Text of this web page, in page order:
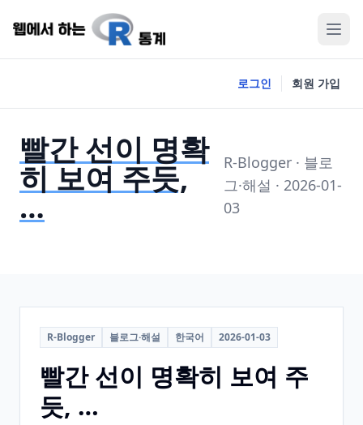
로그인 회원 가입
빨간 선이 명확
히 보여 주듯,
…
R-Blogger · 블로
그·해설 · 2026-01-
03
R-Blogger 블로그·해설 한국어 2026-01-03
빨간 선이 명확히 보여 주
듯, …